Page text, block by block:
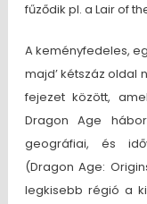
fűződik pl. a Lair of
A keményfedeles,
majd’ kétszáz oldal
fejezet között,
Dragon Age
geográfiai, és
(Dragon Age:
legkisebb régió a